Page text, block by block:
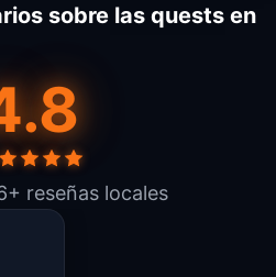
sobre las quests en
reseñas locales